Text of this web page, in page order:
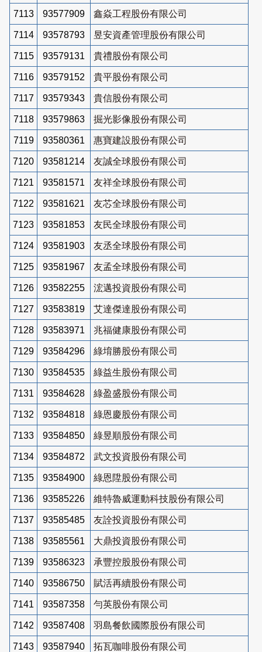
7113 93577909 鑫焱工程股份有限公司
7114 93578793 昱安資產管理股份有限公司
7115 93579131 貴禮股份有限公司
7116 93579152 貴平股份有限公司
7117 93579343 貴信股份有限公司
7118 93579863 掘光影像股份有限公司
7119 93580361 惠寶建設股份有限公司
7120 93581214 友誠全球股份有限公司
7121 93581571 友祥全球股份有限公司
7122 93581621 友芯全球股份有限公司
7123 93581853 友民全球股份有限公司
7124 93581903 友丞全球股份有限公司
7125 93581967 友孟全球股份有限公司
7126 93582255 浤邁投資股份有限公司
7127 93583819 艾達傑達股份有限公司
7128 93583971 兆福健康股份有限公司
7129 93584296 綠堉勝股份有限公司
7130 93584535 綠益生股份有限公司
7131 93584628 綠盈盛股份有限公司
7132 93584818 綠恩慶股份有限公司
7133 93584850 綠昱順股份有限公司
7134 93584872 武文投資股份有限公司
7135 93584900 綠恩陞股份有限公司
7136 93585226 維特魯威運動科技股份有限公司
7137 93585485 友詮投資股份有限公司
7138 93585561 大鼎投資股份有限公司
7139 93586323 承豐控股股份有限公司
7140 93586750 賦活再續股份有限公司
7141 93587358 勻英股份有限公司
7142 93587408 羽島餐飲國際股份有限公司
7143 93587940 拓瓦咖啡股份有限公司